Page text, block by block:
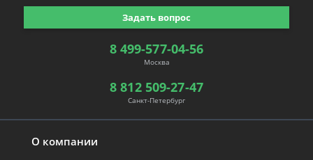
О компании
8 499-577-04-56
Москва
8 812 509-27-47
Санкт-Петербург
Задать вопрос